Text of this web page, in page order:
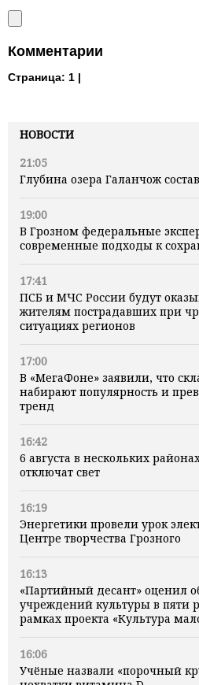
НОВОСТИ
21:05
Глубина озера Галанчож
19:00
В Грозном федеральные
современные подходы к
17:41
ПСБ и МЧС России будут
жителям пострадавших при
ситуациях регионов
17:00
В «МегаФоне» заявили, что
набирают популярность и
тренд
16:42
6 августа в нескольких
отключат свет
16:19
Энергетики провели урок
Центре творчества Грозного
16:13
«Партийный десант» оценил
учреждений культуры в пяти
рамках проекта «Культура
16:06
Учёные назвали «порочный
Комментарии
Страница: 1 |